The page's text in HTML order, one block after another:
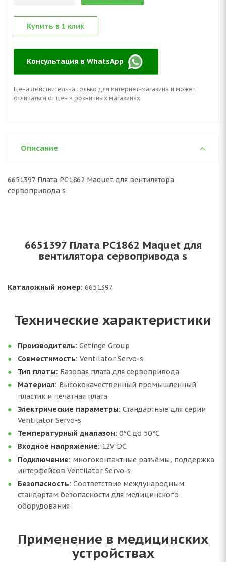
Купить в 1 клик
Консультация в WhatsApp
Цена действительна только для интернет-магазина и может
отличаться от цен в розничных магазинах
Описание
6651397 Плата PC1862 Maquet для вентилятора
сервопривода s
6651397 Плата PC1862 Maquet для
вентилятора сервопривода s
Каталожный номер: 6651397
Технические характеристики
Производитель: Getinge Group
Совместимость: Ventilator Servo-s
Тип платы: Базовая плата для сервопривода
Материал: Высококачественный промышленный
пластик и печатная плата
Электрические параметры: Стандартные для серии
Ventilator Servo-s
Температурный диапазон: 0°C до 50°C
Входное напряжение: 12V DC
Подключение: многоконтактные разъёмы, поддержка
интерфейсов Ventilator Servo-s
Безопасность: Соответствие международным
стандартам безопасности для медицинского
оборудования
Применение в медицинских
устройствах